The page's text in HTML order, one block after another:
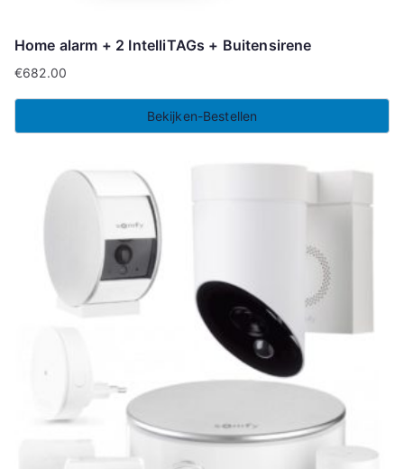
Home alarm + 2 IntelliTAGs + Buitensirene
€682.00
Bekijken-Bestellen